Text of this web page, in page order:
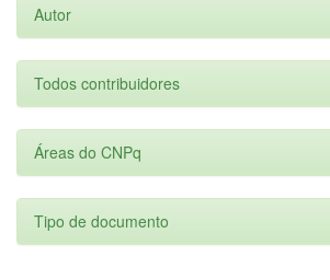
Autor
Todos contribuidores
Áreas do CNPq
Tipo de documento